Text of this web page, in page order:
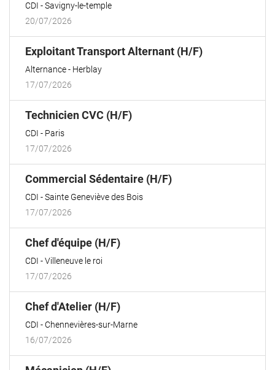
CDI
Savigny-le-temple
20/07/2026
Exploitant Transport Alternant (H/F)(Nouvelle
Alternance
Herblay
17/07/2026
Technicien CVC (H/F)(Nouvelle
CDI
Paris
17/07/2026
Commercial Sédentaire (H/F)(Nouvelle
CDI
Sainte Geneviève des Bois
17/07/2026
Chef d'équipe (H/F)(Nouvelle
CDI
Villeneuve le roi
17/07/2026
Chef d'Atelier (H/F)(Nouvelle
CDI
Chennevières-sur-Marne
16/07/2026